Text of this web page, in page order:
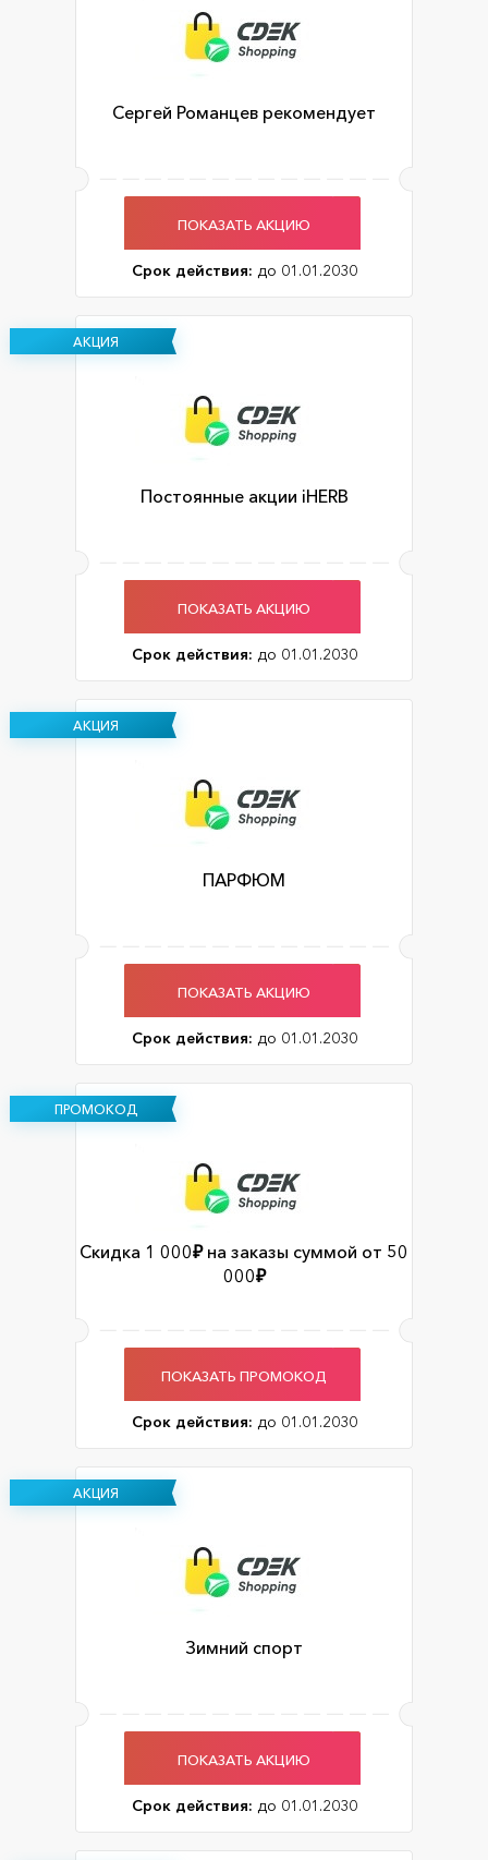
Сергей Романцев рекомендует
ПОКАЗАТЬ АКЦИЮ
Срок действия: до 01.01.2030
АКЦИЯ
Постоянные акции iHERB
ПОКАЗАТЬ АКЦИЮ
Срок действия: до 01.01.2030
АКЦИЯ
ПАРФЮМ
ПОКАЗАТЬ АКЦИЮ
Срок действия: до 01.01.2030
ПРОМОКОД
Скидка 1 000₽ на заказы суммой от 50
000₽
ПОКАЗАТЬ ПРОМОКОД
Срок действия: до 01.01.2030
АКЦИЯ
Зимний спорт
ПОКАЗАТЬ АКЦИЮ
Срок действия: до 01.01.2030